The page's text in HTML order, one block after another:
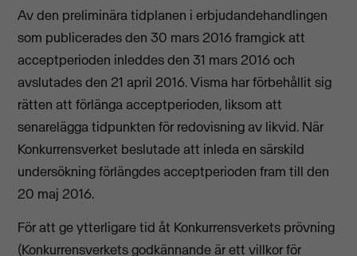
Av den preliminära tidplanen i erbjudandehandlingen
som publicerades den 30 mars 2016 framgick att
acceptperioden inleddes den 31 mars 2016 och
avslutades den 21 april 2016. Visma har förbehållit sig
rätten att förlänga acceptperioden, liksom att
senarelägga tidpunkten för redovisning av likvid. När
Konkurrensverket beslutade att inleda en särskild
undersökning förlängdes acceptperioden fram till den
20 maj 2016.
För att ge ytterligare tid åt Konkurrensverkets prövning
(Konkurrensverkets godkännande är ett villkor för